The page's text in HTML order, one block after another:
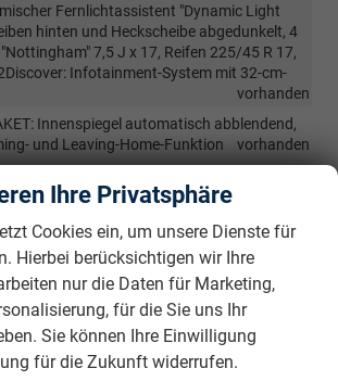
Fernlichtassistent "Dynamic Light
hinten und Heckscheibe abgedunkelt, 4
7,5 J x 17, Reifen 225/45 R 17,
Infotainment-System mit 32-cm-
vorhanden
Innenspiegel automatisch abblendend,
und Leaving-Home-Funktion
vorhanden
vorn und 2 hinten
vorhanden
mit vorausschauender Regelung
vorhanden
vorhanden
Keyless Start ohne Safe-Sicherung
Ihre Privatsphäre
Cookies ein, um unsere Dienste für
Hierbei berücksichtigen wir Ihre
nur die Daten für Marketing,
für die Sie uns Ihr
Sie können Ihre Einwilligung
für die Zukunft widerrufen.